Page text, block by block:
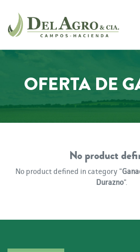
OFERTA DE
No product
No product defined in category "
Durazno".